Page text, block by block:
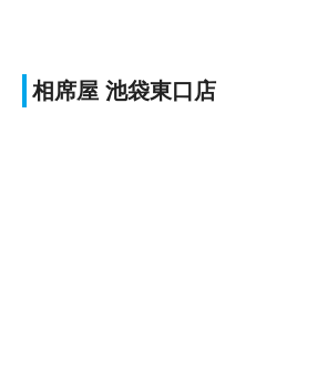
相席屋 池袋東口店